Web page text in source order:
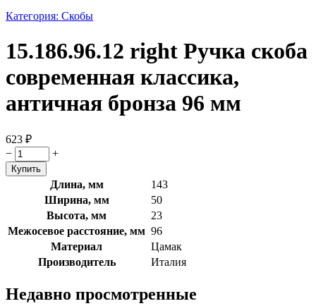
Категория: Скобы
15.186.96.12 right Ручка скоба
современная классика,
античная бронза 96 мм
623 ₽
−
+
Длина, мм
143
Ширина, мм
50
Высота, мм
23
Межосевое расстояние, мм 96
Материал
Цамак
Производитель
Италия
Недавно просмотренные